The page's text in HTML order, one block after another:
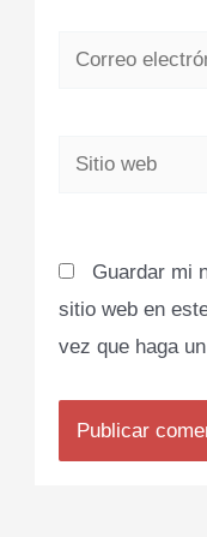
Correo
Sitio
Guardar mi
sitio web en
vez que haga